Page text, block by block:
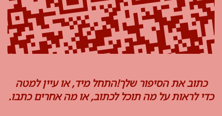
כתוב את הסיפור שלך!התחל מיד, או עיין למטה
כדי לראות על מה תוכל לכתוב, או מה אחרים כתבו.